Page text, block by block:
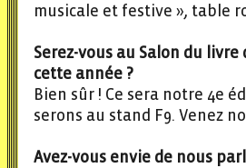
musicale et festive », table
Serez-vous au Salon du livre
cette année ?
Bien sûr ! Ce sera notre 4e
serons au stand F9. Venez
Avez-vous envie de nous